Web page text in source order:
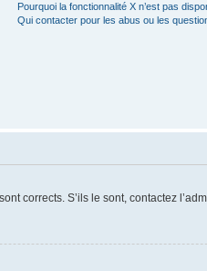
Pourquoi la fonctionnalité X n’est pas
Qui contacter pour les abus ou les
corrects. S’ils le sont, contactez